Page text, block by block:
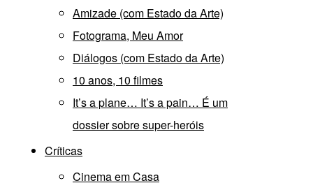
Amizade (com Estado da Arte)
Fotograma, Meu Amor
Diálogos (com Estado da Arte)
10 anos, 10 filmes
It’s a plane… It’s a pain… É um
dossier sobre super-heróis
Críticas
Cinema em Casa